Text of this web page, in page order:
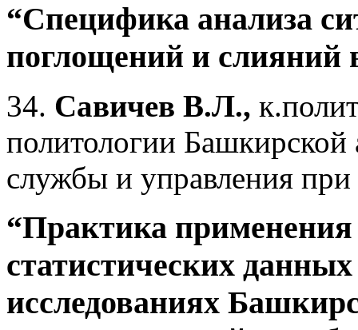
“Специфика анализа
поглощений и слияний
34. Савичев В.Л.,
политологии Башкирской
службы и управления
“Практика
статистических данных
исследованиях